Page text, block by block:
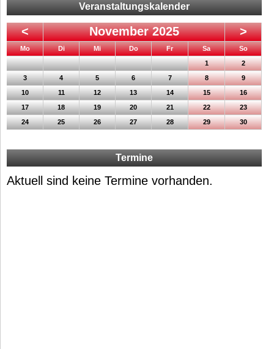
Veranstaltungskalender
< November 2025 >
Montag Dienstag Mittwoch DonnerstagFreitag Samstag Sonntag
1
2
3
4 5 6 7 8
9
10
11 12 13 14 15
16
17
18 19 20 21 22
23
24
25 26 27 28 29 30
Termine
Aktuell sind keine Termine vorhanden.